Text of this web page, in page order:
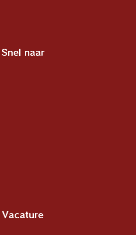
Snel naar
Vacature